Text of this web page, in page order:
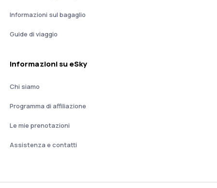
Informazioni sul bagaglio
Guide di viaggio
Informazioni su eSky
Chi siamo
Programma di affiliazione
Le mie prenotazioni
Assistenza e contatti